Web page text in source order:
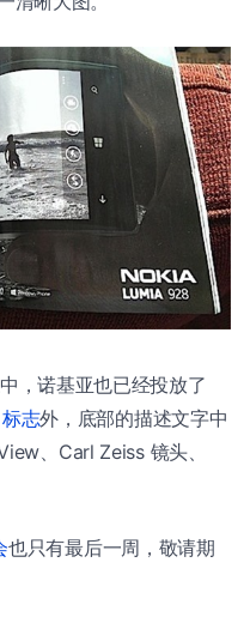
，诺基亚也已经投放了
志外，底部的描述文字中
、Carl Zeiss 镜头、
也只有最后一周，敬请期